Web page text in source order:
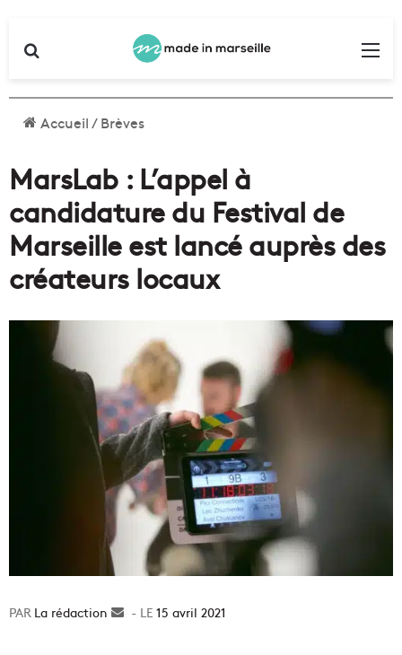
Accueil/Brèves
MarsLab : L’appel à
candidature du Festival de
Marseille est lancé auprès des
créateurs locaux
La rédaction
Envoyer15 avril 2021